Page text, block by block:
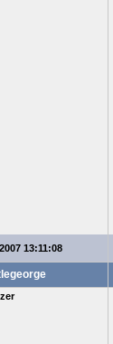
13:11:08